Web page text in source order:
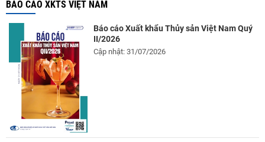
BÁO CÁO XKTS VIỆT NAM
Báo cáo Xuất khẩu Thủy sản Việt Nam Quý
II/2026
Cập nhật: 31/07/2026